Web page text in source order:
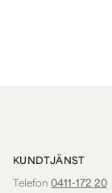
KUNDTJÄNST
Telefon 0411-172 20